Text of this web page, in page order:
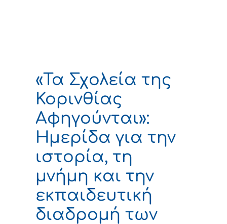
«Τα Σχολεία της
Κορινθίας
Αφηγούνται»:
Ημερίδα για την
ιστορία, τη
μνήμη και την
εκπαιδευτική
διαδρομή των